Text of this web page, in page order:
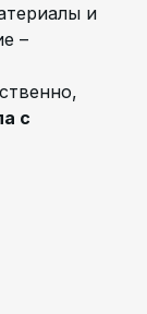
и
–
с